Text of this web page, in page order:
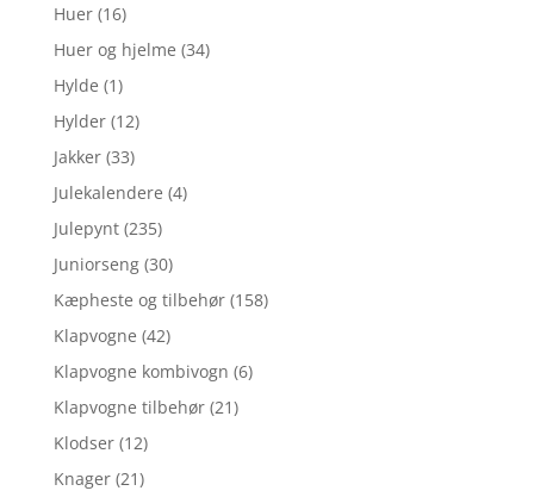
Huer (16)
Huer og hjelme (34)
Hylde (1)
Hylder (12)
Jakker (33)
Julekalendere (4)
Julepynt (235)
Juniorseng (30)
Kæpheste og tilbehør (158)
Klapvogne (42)
Klapvogne kombivogn (6)
Klapvogne tilbehør (21)
Klodser (12)
Knager (21)